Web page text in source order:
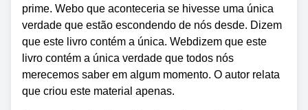
prime. Webo que aconteceria se hivesse uma única
verdade que estão escondendo de nós desde. Dizem
que este livro contém a única. Webdizem que este
livro contém a única verdade que todos nós
merecemos saber em algum momento. O autor relata
que criou este material apenas.